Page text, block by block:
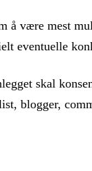
å være mest
eventuelle
skal
blogger,